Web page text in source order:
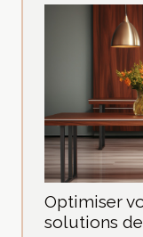
Optimiser
solutions